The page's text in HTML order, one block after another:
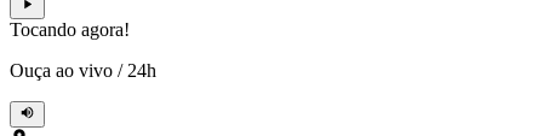
Tocando agora!
Ouça ao vivo / 24h